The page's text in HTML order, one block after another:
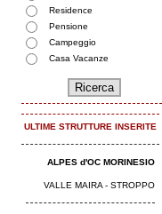
Residence
Pensione
Campeggio
Casa Vacanze
ULTIME STRUTTURE INSERITE
ALPES d'OC MORINESIO
VALLE MAIRA - STROPPO